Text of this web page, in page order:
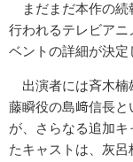
まだまだ本作の続
行われるテレビア
ベントの詳細が決定
出演者には斉木楠
藤瞬役の島﨑信長
が、さらなる追加
たキャストは、灰呂